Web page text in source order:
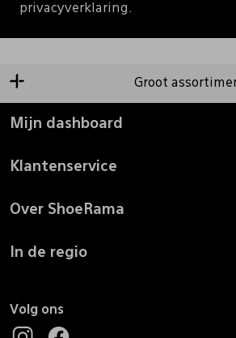
privacyverklaring.
Groot
Mijn dashboard
Klantenservice
Over ShoeRama
In de regio
Volg ons